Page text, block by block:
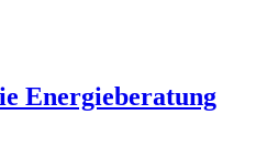
Energieberatung